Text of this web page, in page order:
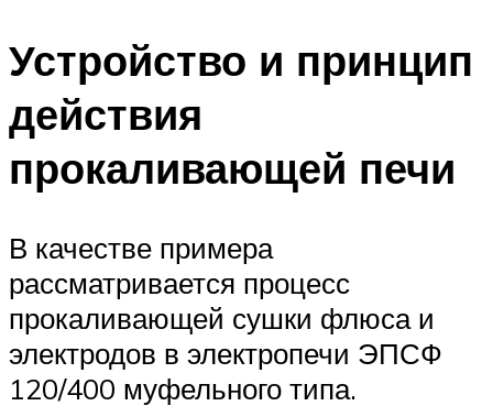
Устройство и принцип
действия
прокаливающей печи
В качестве примера
рассматривается процесс
прокаливающей сушки флюса и
электродов в электропечи ЭПСФ
120/400 муфельного типа.